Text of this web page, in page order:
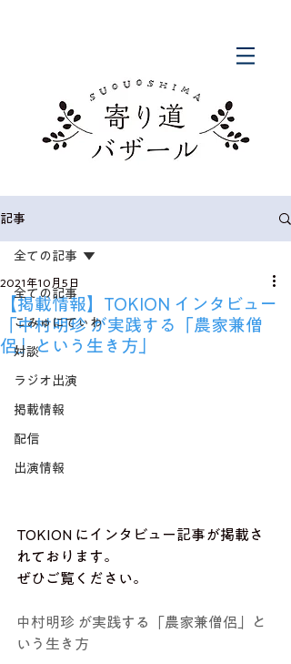
記事
全ての記事
こみゅにてぃわ
対談
ラジオ出演
掲載情報
配信
出演情報
全ての記事
【掲載情報】TOKION インタビュー
「中村明珍 が実践する「農家兼僧
侶」という生き方」
2021年10月5日
TOKION にインタビュー記事が掲載さ
れております。
ぜひご覧ください。
中村明珍 が実践する「農家兼僧侶」と
いう生き方